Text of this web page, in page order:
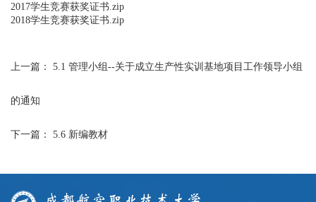
2017学生竞赛获奖证书.zip
2018学生竞赛获奖证书.zip
上一篇： 5.1 管理小组--关于成立生产性实训基地项目工作领导小组
的通知
下一篇： 5.6 新编教材